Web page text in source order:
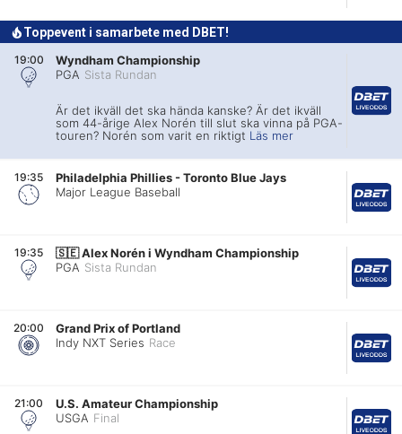
Toppevent i samarbete med DBET!
19:00
Wyndham Championship
PGA Sista Rundan
Är det ikväll det ska hända kanske? Är det ikväll
som 44-årige Alex Norén till slut ska vinna på PGA-
touren? Norén som varit en riktigt Läs mer
19:35 Philadelphia Phillies -Toronto Blue Jays
Major League Baseball
19:35 🇸🇪Alex Norén i Wyndham Championship
PGA Sista Rundan
20:00
Grand Prix of Portland
Indy NXT Series Race
21:00
U.S. Amateur Championship
USGA Final